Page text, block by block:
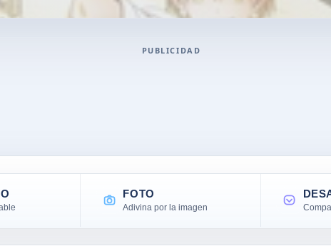
PUBLICIDAD
FOTO
Adivina por la imagen